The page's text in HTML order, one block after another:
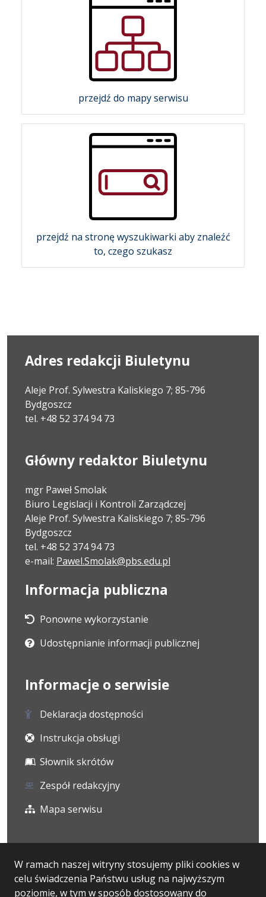
W ramach naszej witryny stosujemy pliki cookies w
celu świadczenia Państwu usług na najwyższym
poziomie, w tym w sposób dostosowany do
przejdź do mapy serwisu
przejdź na stronę wyszukiwarki aby znaleźć
to, czego szukasz
Adres redakcji Biuletynu
Aleje Prof. Sylwestra Kaliskiego 7; 85-796
Bydgoszcz
tel. +48 52 374 94 73
Główny redaktor Biuletynu
mgr Paweł Smolak
Biuro Legislacji i Kontroli Zarządczej
Aleje Prof. Sylwestra Kaliskiego 7; 85-796
Bydgoszcz
tel. +48 52 374 94 73
e-mail: Pawel.Smolak@pbs.edu.pl
Informacja publiczna
Ponowne wykorzystanie
Udostępnianie informacji publicznej
Informacje o serwisie
Deklaracja dostępności
Instrukcja obsługi
Słownik skrótów
Zespół redakcyjny
Mapa serwisu
Statystyki oglądalności